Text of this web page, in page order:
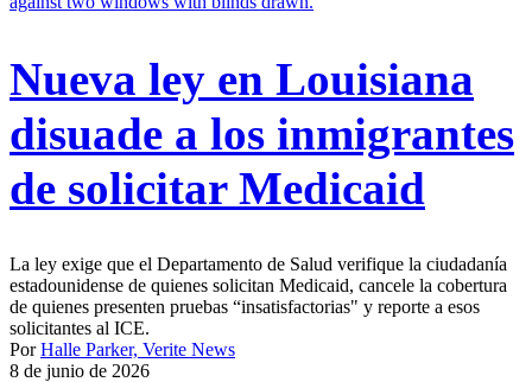
Nueva ley en Louisiana
disuade a los inmigrantes
de solicitar Medicaid
La ley exige que el Departamento de Salud verifique la ciudadanía
estadounidense de quienes solicitan Medicaid, cancele la cobertura
de quienes presenten pruebas “insatisfactorias" y reporte a esos
solicitantes al ICE.
PorHalle Parker, Verite News
8 de junio de 2026